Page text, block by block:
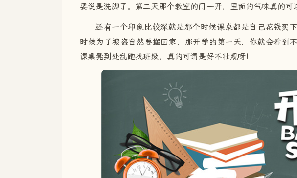
要说是洗脚了。第二天那个教室的门一开，里面的气味真的可
还有一个印象比较深就是那个时候课桌都是自己花钱买
时候为了被盗自然要搬回家，那开学的第一天，你就会看到
课桌凳到处乱跑找班级，真的可谓是好不壮观呀！